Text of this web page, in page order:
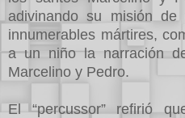
adivinando su misión
innumerables mártires,
a un niño la narración
Marcelino y Pedro.
El “percussor” refirió